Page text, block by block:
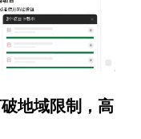
地域限制，高